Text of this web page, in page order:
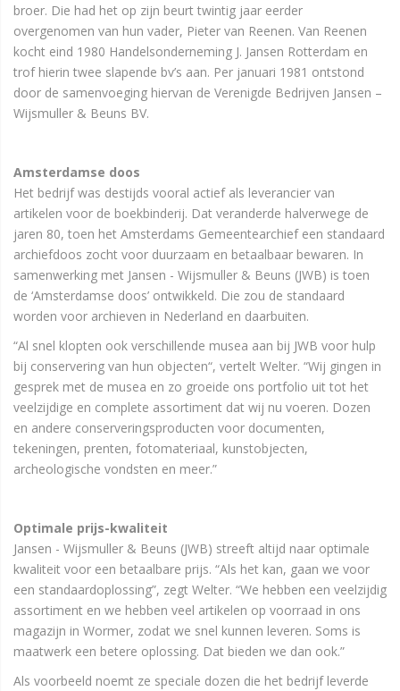
broer. Die had het op zijn beurt twintig jaar eerder
overgenomen van hun vader, Pieter van Reenen. Van Reenen
kocht eind 1980 Handelsonderneming J. Jansen Rotterdam en
trof hierin twee slapende bv’s aan. Per januari 1981 ontstond
door de samenvoeging hiervan de Verenigde Bedrijven Jansen –
Wijsmuller & Beuns BV.
Amsterdamse doos
Het bedrijf was destijds vooral actief als leverancier van
artikelen voor de boekbinderij. Dat veranderde halverwege de
jaren 80, toen het Amsterdams Gemeentearchief een standaard
archiefdoos zocht voor duurzaam en betaalbaar bewaren. In
samenwerking met Jansen - Wijsmuller & Beuns (JWB) is toen
de ‘Amsterdamse doos’ ontwikkeld. Die zou de standaard
worden voor archieven in Nederland en daarbuiten.
“Al snel klopten ook verschillende musea aan bij JWB voor hulp
bij conservering van hun objecten“, vertelt Welter. “Wij gingen in
gesprek met de musea en zo groeide ons portfolio uit tot het
veelzijdige en complete assortiment dat wij nu voeren. Dozen
en andere conserveringsproducten voor documenten,
tekeningen, prenten, fotomateriaal, kunstobjecten,
archeologische vondsten en meer.”
Optimale prijs-kwaliteit
Jansen - Wijsmuller & Beuns (JWB) streeft altijd naar optimale
kwaliteit voor een betaalbare prijs. “Als het kan, gaan we voor
een standaardoplossing”, zegt Welter. “We hebben een veelzijdig
assortiment en we hebben veel artikelen op voorraad in ons
magazijn in Wormer, zodat we snel kunnen leveren. Soms is
maatwerk een betere oplossing. Dat bieden we dan ook.”
Als voorbeeld noemt ze speciale dozen die het bedrijf leverde